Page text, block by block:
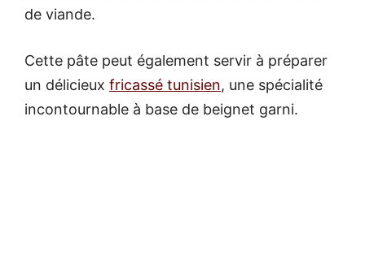
de viande.
Cette pâte peut également servir à préparer
un délicieux fricassé tunisien, une spécialité
incontournable à base de beignet garni.